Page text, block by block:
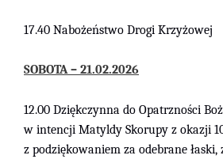
17.40 Nabożeństwo Drogi Krzyżowej
SOBOTA – 21.02.2026
12.00 Dziękczynna do Opatrzności
w intencji Matyldy Skorupy z okazji
z podziękowaniem za odebrane łaski,